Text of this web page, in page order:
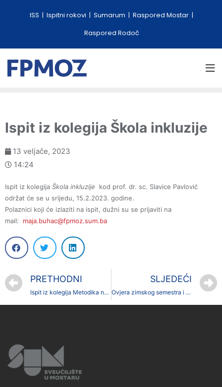
ISS Ispitni rokovi Sumarum
Raspored Mostar
Raspored Rodoč
Ispit iz kolegija Škola inkluzije
13 veljače, 2023
14:24
Ispit iz kolegija Škola inkluzije
kod prof. dr. sc. Slavice Pavlović
održat će se u srijedu, 15.2.2023. godine.
Polaznici koji će izlaziti na ispit, dužni su se prijaviti na
mail: maja.buhac@fpmoz.sum.ba
PRETHODNI
Ispit iz kolegija Metodika nastavnog rada
SLJEDEĆI
Ovjera zimskog semestra i upis u ljetni semestar akademske godine 22/23